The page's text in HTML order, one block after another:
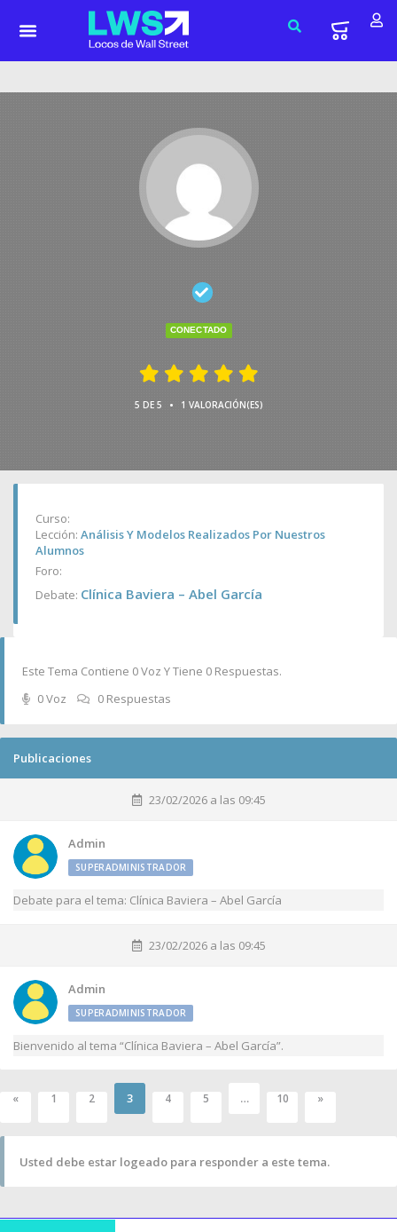
CONECTADO
5 DE 5 • 1 VALORACIÓN(ES)
Curso:
Lección: Análisis Y Modelos Realizados Por Nuestros
Alumnos
Foro:
Debate: Clínica Baviera – Abel García
Este Tema Contiene 0 Voz Y Tiene 0 Respuestas.
0 Voz
0 Respuestas
Publicaciones
23/02/2026 a las 09:45
Admin
SUPERADMINISTRADOR
Debate para el tema: Clínica Baviera – Abel García
23/02/2026 a las 09:45
Admin
SUPERADMINISTRADOR
Bienvenido al tema “Clínica Baviera – Abel García”.
« 1 2 3 4 5 … 10 »
Usted debe estar logeado para responder a este tema.